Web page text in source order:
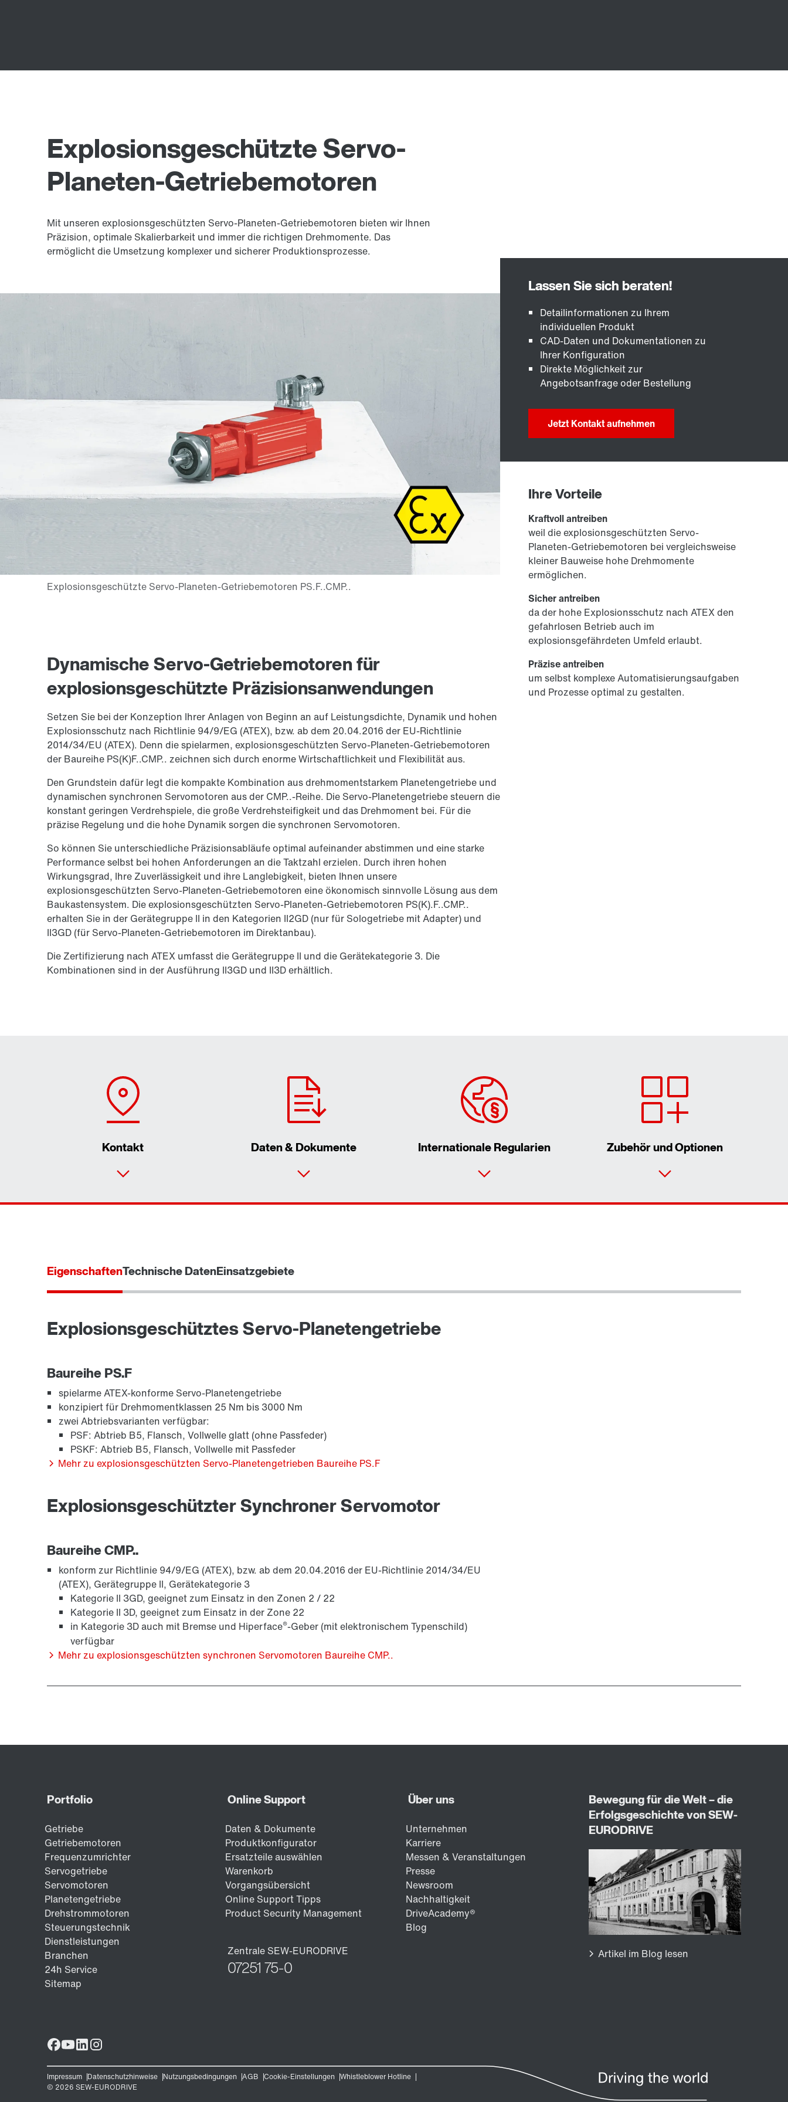
Explosionsgeschützte Servo-
Planeten-Getriebemotoren
Mit unseren explosionsgeschützten Servo-Planeten-Getriebemotoren bieten wir Ihnen
Präzision, optimale Skalierbarkeit und immer die richtigen Drehmomente. Das
ermöglicht die Umsetzung komplexer und sicherer Produktionsprozesse.
Dynamische Servo-Getriebemotoren für
explosionsgeschützte Präzisionsanwendungen
Setzen Sie bei der Konzeption Ihrer Anlagen von Beginn an auf Leistungsdichte, Dynamik und hohen
Explosionsschutz nach Richtlinie 94/9/EG (ATEX), bzw. ab dem 20.04.2016 der EU-Richtlinie
2014/34/EU (ATEX). Denn die spielarmen, explosionsgeschützten Servo-Planeten-Getriebemotoren
der Baureihe PS(K)F..CMP.. zeichnen sich durch enorme Wirtschaftlichkeit und Flexibilität aus.
Den Grundstein dafür legt die kompakte Kombination aus drehmomentstarkem Planetengetriebe und
dynamischen synchronen Servomotoren aus der CMP..-Reihe. Die Servo-Planetengetriebe steuern die
konstant geringen Verdrehspiele, die große Verdrehsteifigkeit und das Drehmoment bei. Für die
präzise Regelung und die hohe Dynamik sorgen die synchronen Servomotoren.
So können Sie unterschiedliche Präzisionsabläufe optimal aufeinander abstimmen und eine starke
Performance selbst bei hohen Anforderungen an die Taktzahl erzielen. Durch ihren hohen
Wirkungsgrad, Ihre Zuverlässigkeit und ihre Langlebigkeit, bieten Ihnen unsere
explosionsgeschützten Servo-Planeten-Getriebemotoren eine ökonomisch sinnvolle Lösung aus dem
Baukastensystem. Die explosionsgeschützten Servo-Planeten-Getriebemotoren PS(K).F..CMP..
erhalten Sie in der Gerätegruppe II in den Kategorien II2GD (nur für Sologetriebe mit Adapter) und
II3GD (für Servo-Planeten-Getriebemotoren im Direktanbau).
Die Zertifizierung nach ATEX umfasst die Gerätegruppe II und die Gerätekategorie 3. Die
Kombinationen sind in der Ausführung II3GD und II3D erhältlich.
Detailinformationen zu Ihrem
individuellen Produkt
CAD-Daten und Dokumentationen zu
Ihrer Konfiguration
Direkte Möglichkeit zur
Angebotsanfrage oder Bestellung
Jetzt Kontakt aufnehmen
Ihre Vorteile
Kraftvoll antreiben
weil die explosionsgeschützten Servo-
Planeten-Getriebemotoren bei vergleichsweise
kleiner Bauweise hohe Drehmomente
ermöglichen.
Sicher antreiben
da der hohe Explosionsschutz nach ATEX den
gefahrlosen Betrieb auch im
explosionsgefährdeten Umfeld erlaubt.
Präzise antreiben
um selbst komplexe Automatisierungsaufgaben
und Prozesse optimal zu gestalten.
Kontakt Daten & Dokumente Internationale Regularien Zubehör und Optionen
EigenschaftenTechnische DatenEinsatzgebiete
Explosionsgeschütztes Servo-Planetengetriebe
Baureihe PS.F
spielarme ATEX-konforme Servo-Planetengetriebe
konzipiert für Drehmomentklassen 25 Nm bis 3000 Nm
zwei Abtriebsvarianten verfügbar:
PSF: Abtrieb B5, Flansch, Vollwelle glatt (ohne Passfeder)
PSKF: Abtrieb B5, Flansch, Vollwelle mit Passfeder
Mehr zu explosionsgeschützten Servo-Planetengetrieben Baureihe PS.F
Explosionsgeschützter Synchroner Servomotor
Baureihe CMP..
konform zur Richtlinie 94/9/EG (ATEX), bzw. ab dem 20.04.2016 der EU-Richtlinie 2014/34/EU
(ATEX), Gerätegruppe II, Gerätekategorie 3
Kategorie II 3GD, geeignet zum Einsatz in den Zonen 2 / 22
Kategorie II 3D, geeignet zum Einsatz in der Zone 22
in Kategorie 3D auch mit Bremse und Hiperface®-Geber (mit elektronischem Typenschild)
verfügbar
Mehr zu explosionsgeschützten synchronen Servomotoren Baureihe CMP..